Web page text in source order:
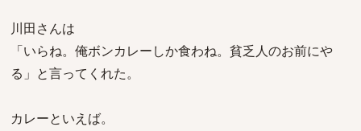
川田さんは
「いらね。俺ボンカレーしか食わね。貧乏人のお前にや
る」と言ってくれた。
カレーといえば。